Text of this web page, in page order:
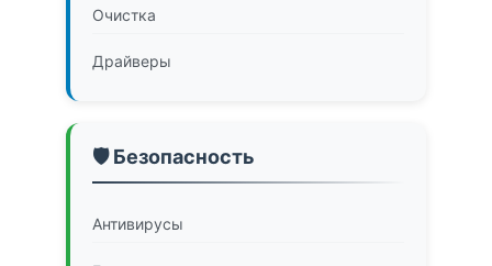
Очистка
Драйверы
🛡️ Безопасность
Антивирусы